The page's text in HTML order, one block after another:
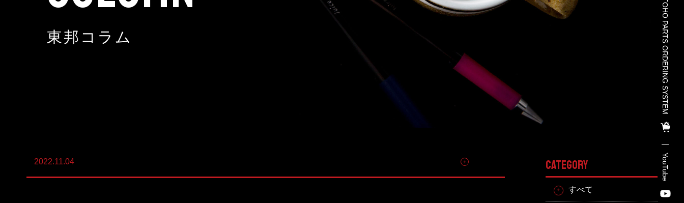
DX事業
株式会社 東邦アウトフロイデ
TOHO PARTS ORDERING SYSTE
YouTube
TOHO PARTS ORDERING SYSTEM
YouTube
東邦コラム
2022.11.04 CATEGORY
すべて